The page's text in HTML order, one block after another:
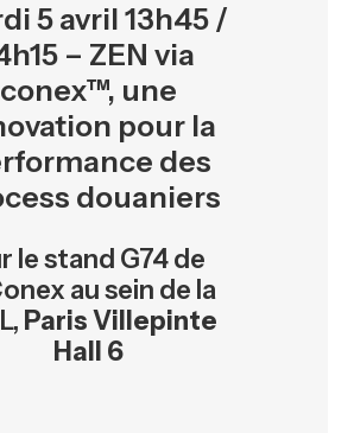
Nous contacter
5 avril 13h45 /
– ZEN via
conex™, une
pour la
des
douaniers
le stand G74 de
au sein de la
Paris Villepinte
Hall 6